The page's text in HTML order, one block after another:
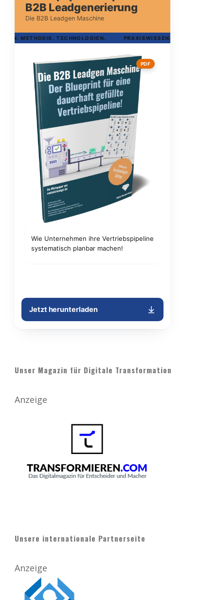
Unser Magazin für Digitale Transformation
Anzeige
Unsere internationale Partnerseite
Anzeige